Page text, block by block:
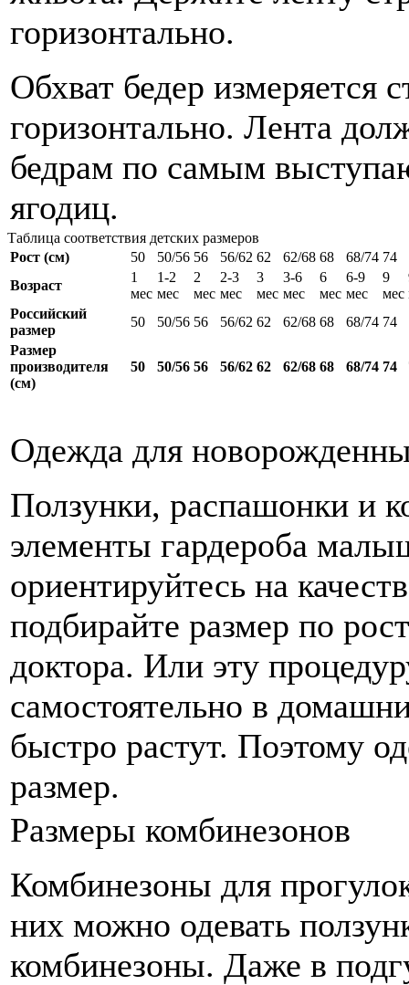
горизонтально.
Обхват бедер измеряется
горизонтально. Лента
бедрам по самым
ягодиц.
Таблица соответствия детских размеров
Рост (см)
50 50/56 56 56/62 62 62/68 68 68/74 74
Возраст
1
мес
1-2
мес
2
мес
2-3
мес
3
мес
3-6
мес
6
мес
6-9
мес
9
мес
Российский
размер
50 50/56 56 56/62 62 62/68 68 68/74 74
Размер
производителя
(см)
50 50/56 56 56/62 62 62/68 68 68/74 74
Одежда для
Ползунки, распашонки и
элементы гардероба
ориентируйтесь на
подбирайте размер по
доктора. Или эту
самостоятельно в
быстро растут. Поэтому
размер.
Размеры комбинезонов
Комбинезоны для
них можно одевать
комбинезоны. Даже в